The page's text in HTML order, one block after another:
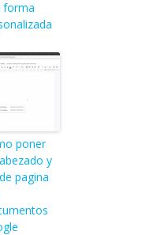
forma
poner
y
pagina